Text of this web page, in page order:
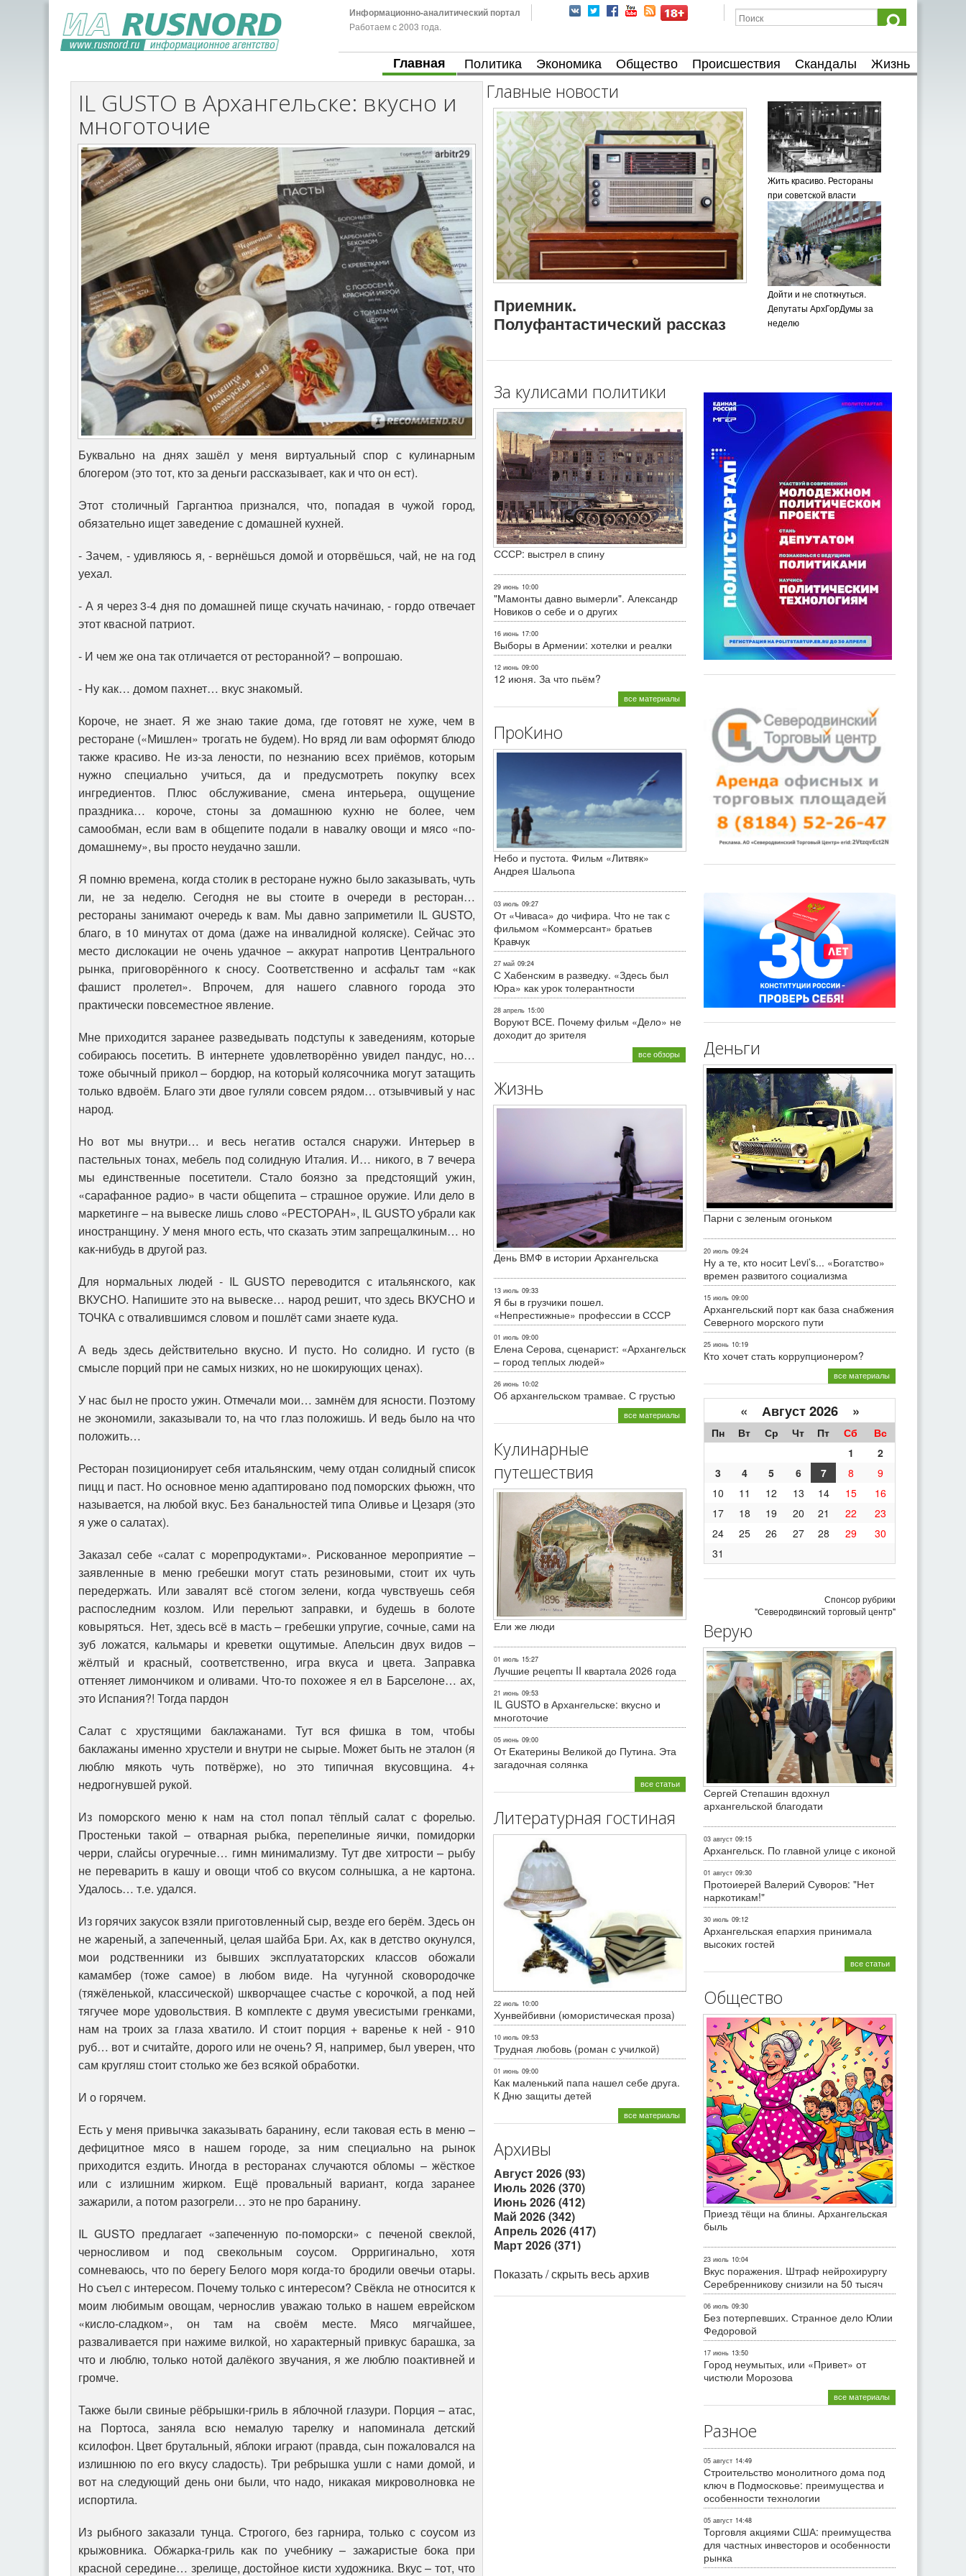
Информационно-аналитический портал
Работаем с 2003 года.
Главная Политика Экономика Общество Происшествия Скандалы Жизнь
IL GUSTO в Архангельске: вкусно и
многоточие
Буквально на днях зашёл у меня виртуальный спор с кулинарным
блогером (это тот, кто за деньги рассказывает, как и что он ест).
Этот столичный Гаргантюа признался, что, попадая в чужой город,
обязательно ищет заведение с домашней кухней.
- Зачем, - удивляюсь я, - вернёшься домой и оторвёшься, чай, не на год
уехал.
- А я через 3-4 дня по домашней пище скучать начинаю, - гордо отвечает
этот квасной патриот.
- И чем же она так отличается от ресторанной? – вопрошаю.
- Ну как… домом пахнет… вкус знакомый.
Короче, не знает. Я же знаю такие дома, где готовят не хуже, чем в
ресторане («Мишлен» трогать не будем). Но вряд ли вам оформят блюдо
также красиво. Не из-за лености, по незнанию всех приёмов, которым
нужно специально учиться, да и предусмотреть покупку всех
ингредиентов. Плюс обслуживание, смена интерьера, ощущение
праздника… короче, стоны за домашнюю кухню не более, чем
самообман, если вам в общепите подали в навалку овощи и мясо «по-
домашнему», вы просто неудачно зашли.
Я помню времена, когда столик в ресторане нужно было заказывать, чуть
ли, не за неделю. Сегодня не вы стоите в очереди в ресторан…
рестораны занимают очередь к вам. Мы давно заприметили IL GUSTO,
благо, в 10 минутах от дома (даже на инвалидной коляске). Сейчас это
место дислокации не очень удачное – аккурат напротив Центрального
рынка, приговорённого к сносу. Соответственно и асфальт там «как
фашист пролетел». Впрочем, для нашего славного города это
практически повсеместное явление.
Мне приходится заранее разведывать подступы к заведениям, которые
собираюсь посетить. В интернете удовлетворённо увидел пандус, но…
тоже обычный прикол – бордюр, на который колясочника могут затащить
только вдвоём. Благо эти двое гуляли совсем рядом… отзывчивый у нас
народ.
Но вот мы внутри… и весь негатив остался снаружи. Интерьер в
пастельных тонах, мебель под солидную Италия. И… никого, в 7 вечера
мы единственные посетители. Стало боязно за предстоящий ужин,
«сарафанное радио» в части общепита – страшное оружие. Или дело в
маркетинге – на вывеске лишь слово «РЕСТОРАН», IL GUSTO убрали как
иностранщину. У меня много есть, что сказать этим запрещалкиным… но
как-нибудь в другой раз.
Для нормальных людей - IL GUSTO переводится с итальянского, как
ВКУСНО. Напишите это на вывеске… народ решит, что здесь ВКУСНО и
ТОЧКА с отвалившимся словом и пошлёт сами знаете куда.
А ведь здесь действительно вкусно. И пусто. Но солидно. И густо (в
смысле порций при не самых низких, но не шокирующих ценах).
У нас был не просто ужин. Отмечали мои… замнём для ясности. Поэтому
не экономили, заказывали то, на что глаз положишь. И ведь было на что
положить…
Ресторан позиционирует себя итальянским, чему отдан солидный список
пицц и паст. Но основное меню адаптировано под поморских фьюжн, что
называется, на любой вкус. Без банальностей типа Оливье и Цезаря (это
я уже о салатах).
Заказал себе «салат с морепродуктами». Рискованное мероприятие –
заявленные в меню гребешки могут стать резиновыми, стоит их чуть
передержать. Или завалят всё стогом зелени, когда чувствуешь себя
распоследним козлом. Или перельют заправки, и будешь в болоте
ковыряться. Нет, здесь всё в масть – гребешки упругие, сочные, сами на
зуб ложатся, кальмары и креветки ощутимые. Апельсин двух видов –
жёлтый и красный, соответственно, игра вкуса и цвета. Заправка
оттеняет лимончиком и оливами. Что-то похожее я ел в Барселоне… ах,
это Испания?! Тогда пардон
Салат с хрустящими баклажанами. Тут вся фишка в том, чтобы
баклажаны именно хрустели и внутри не сырые. Может быть не эталон (я
люблю мякоть чуть потвёрже), но это типичная вкусовщина. 4+
недрогнувшей рукой.
Из поморского меню к нам на стол попал тёплый салат с форелью.
Простеньки такой – отварная рыбка, перепелиные яички, помидорки
черри, слайсы огуречные… гимн минимализму. Тут две хитрости – рыбу
не переварить в кашу и овощи чтоб со вкусом солнышка, а не картона.
Удалось… т.е. удался.
Из горячих закусок взяли приготовленный сыр, везде его берём. Здесь он
не жареный, а запеченный, целая шайба Бри. Ах, как в детство окунулся,
мои родственники из бывших эксплуататорских классов обожали
камамбер (тоже самое) в любом виде. На чугунной сковородочке
(тяжёленькой, классической) шкворчащее счастье с корочкой, а под ней
тягучее море удовольствия. В комплекте с двумя увесистыми гренками,
нам на троих за глаза хватило. И стоит порция + варенье к ней - 910
руб… вот и считайте, дорого или не очень? Я, например, был уверен, что
сам кругляш стоит столько же без всякой обработки.
И о горячем.
Есть у меня привычка заказывать баранину, если таковая есть в меню –
дефицитное мясо в нашем городе, за ним специально на рынок
приходится ездить. Иногда в ресторанах случаются обломы – жёсткое
или с излишним жирком. Ещё провальный вариант, когда заранее
зажарили, а потом разогрели… это не про баранину.
IL GUSTO предлагает «запеченную по-поморски» с печеной свеклой,
черносливом и под свекольным соусом. Оррригинально, хотя
сомневаюсь, что по берегу Белого моря когда-то бродили овечьи отары.
Но съел с интересом. Почему только с интересом? Свёкла не относится к
моим любимым овощам, чернослив уважаю только в нашем еврейском
«кисло-сладком», он там на своём месте. Мясо мягчайшее,
разваливается при нажиме вилкой, но характерный привкус барашка, за
что и люблю, только нотой далёкого звучания, я же люблю поактивней и
громче.
Также были свиные рёбрышки-гриль в яблочной глазури. Порция – атас,
на Портоса, заняла всю немалую тарелку и напоминала детский
ксилофон. Цвет брутальный, яблоки играют (правда, сын пожаловался на
излишнюю по его вкусу сладость). Три ребрышка ушли с нами домой, и
вот на следующий день они были, что надо, никакая микроволновка не
испортила.
Из рыбного заказали тунца. Строгого, без гарнира, только с соусом из
крыжовника. Обжарка-гриль как по учебнику – зажаристые бока при
красной середине… зрелище, достойное кисти художника. Вкус – тот, что
Главные новости
Приемник.
Полуфантастический рассказ
Жить красиво. Рестораны
при советской власти
Дойти и не споткнуться.
Депутаты АрхГорДумы за
неделю
За кулисами политики
СССР: выстрел в спину
29 июнь 10:00
"Мамонты давно вымерли". Александр
Новиков о себе и о других
16 июнь 17:00
Выборы в Армении: хотелки и реалки
12 июнь 09:00
12 июня. За что пьём?
все материалы
ПроКино
Небо и пустота. Фильм «Литвяк»
Андрея Шальопа
03 июль 09:27
От «Чиваса» до чифира. Что не так с
фильмом «Коммерсант» братьев
Кравчук
27 май 09:24
С Хабенским в разведку. «Здесь был
Юра» как урок толерантности
28 апрель 15:00
Воруют ВСЕ. Почему фильм «Дело» не
доходит до зрителя
все обзоры
Жизнь
День ВМФ в истории Архангельска
13 июль 09:33
Я бы в грузчики пошел.
«Непрестижные» профессии в СССР
01 июль 09:00
Елена Серова, сценарист: «Архангельск
– город теплых людей»
26 июнь 10:02
Об архангельском трамвае. С грустью
все материалы
Кулинарные
путешествия
Ели же люди
01 июль 15:27
Лучшие рецепты II квартала 2026 года
21 июнь 09:53
IL GUSTO в Архангельске: вкусно и
многоточие
05 июнь 09:00
От Екатерины Великой до Путина. Эта
загадочная солянка
все статьи
Литературная гостиная
22 июль 10:00
Хунвейбивни (юмористическая проза)
10 июль 09:53
Трудная любовь (роман с училкой)
01 июнь 09:00
Как маленький папа нашел себе друга.
К Дню защиты детей
все материалы
Архивы
Август 2026 (93)
Июль 2026 (370)
Июнь 2026 (412)
Май 2026 (342)
Апрель 2026 (417)
Март 2026 (371)
Показать / скрыть весь архив
Деньги
Парни с зеленым огоньком
20 июль 09:24
Ну а те, кто носит Levi’s... «Богатство»
времен развитого социализма
15 июль 09:00
Архангельский порт как база снабжения
Северного морского пути
25 июнь 10:19
Кто хочет стать коррупционером?
все материалы
« Август 2026 »
Пн Вт Ср Чт Пт Сб
Вс
1
2
3
4 5 6 7 8
9
10
11 12 13 14 15
16
17
18 19 20 21 22
23
24
25 26 27 28 29
30
31
Спонсор рубрики
"Северодвинский торговый центр"
Верую
Сергей Степашин вдохнул
архангельской благодати
03 август 09:15
Архангельск. По главной улице с иконой
01 август 09:30
Протоиерей Валерий Суворов: "Нет
наркотикам!"
30 июль 09:12
Архангельская епархия принимала
высоких гостей
все статьи
Общество
Приезд тёщи на блины. Архангельская
быль
23 июль 10:04
Вкус поражения. Штраф нейрохирургу
Серебренникову снизили на 50 тысяч
06 июль 09:30
Без потерпевших. Странное дело Юлии
Федоровой
17 июнь 13:50
Город неумытых, или «Привет» от
чистюли Морозова
все материалы
Разное
05 август 14:49
Строительство монолитного дома под
ключ в Подмосковье: преимущества и
особенности технологии
05 август 14:48
Торговля акциями США: преимущества
для частных инвесторов и особенности
рынка